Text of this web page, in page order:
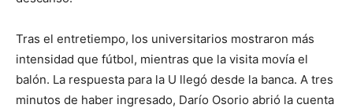
Tras el entretiempo, los universitarios mostraron más
intensidad que fútbol, mientras que la visita movía el
balón. La respuesta para la U llegó desde la banca. A tres
minutos de haber ingresado, Darío Osorio abrió la cuenta